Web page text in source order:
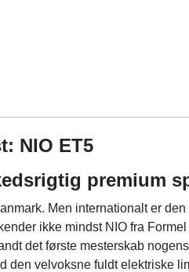
NIO ET5
premium
Men internationalt er
ikke mindst NIO fra
det første mesterskab
den velvoksne fuldt elektriske